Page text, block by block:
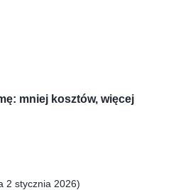
mniej kosztów, więcej
2 stycznia 2026)